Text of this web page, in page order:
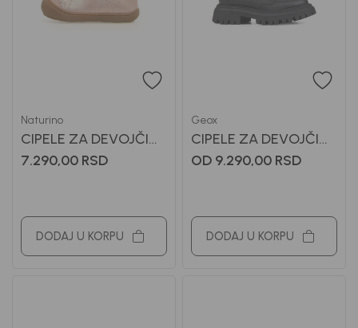
Naturino
CIPELE ZA DEVOJČICE
NATURINO
7.290,00 RSD
DODAJ U KORPU
Geox
CIPELE ZA DEVOJČICE
GEOX
OD 9.290,00 RSD
DODAJ U KORPU